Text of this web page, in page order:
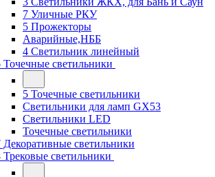
7 Уличные РКУ
5 Прожекторы
Аварийные,НББ
4 Светильник линейный
Точечные светильники
5 Точечные светильники
Светильники для ламп GХ53
Cветильники LED
Точечные светильники
Декоративные светильники
Трековые светильники